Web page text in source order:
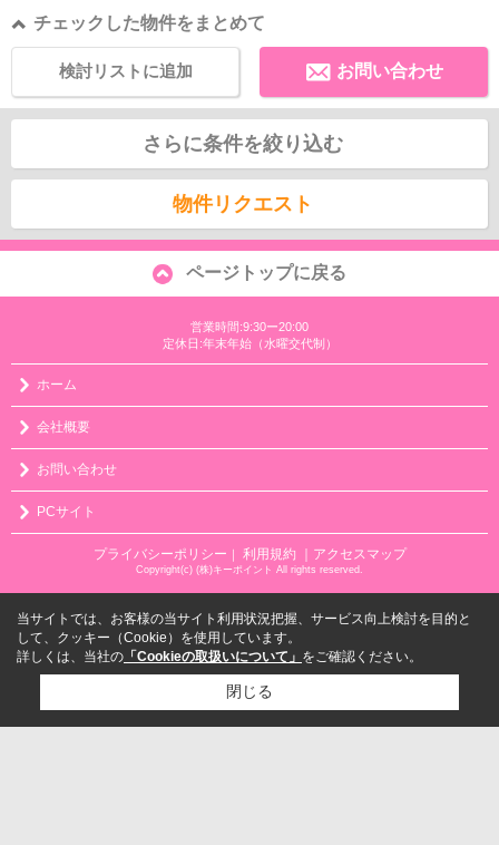
チェックした物件をまとめて
お問い合わせ
検討リストに追加
さらに条件を絞り込む
物件リクエスト
ページトップに戻る
営業時間:9:30ー20:00
定休日:年末年始（水曜交代制）
ホーム
会社概要
お問い合わせ
PCサイト
プライバシーポリシー ｜ 利用規約 ｜アクセスマップ
Copyright(c) (株)キーポイント All rights reserved.
当サイトでは、お客様の当サイト利用状況把握、サービス向上検討を目的と
して、クッキー（Cookie）を使用しています。
詳しくは、当社の 「Cookieの取扱いについて」 をご確認ください。
閉じる